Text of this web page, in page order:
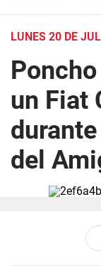
LUNES 20 DE
un Fiat
del